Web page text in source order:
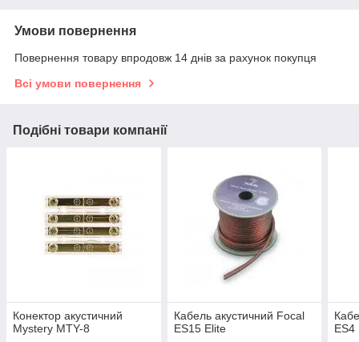
Умови повернення
Повернення товару впродовж 14 днів за рахунок покупця
Всі умови повернення
Подібні товари компанії
Конектор акустичний
Mystery MTY-8
Кабель акустичний Focal
ES15 Elite
ES4